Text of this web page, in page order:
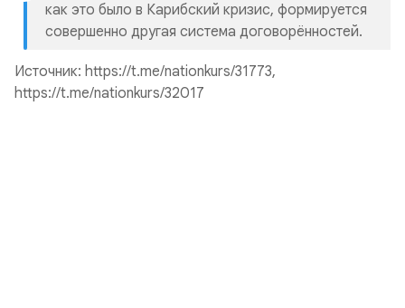
как это было в Карибский кризис, формируется
совершенно другая система договорённостей.
Источник: https://t.me/nationkurs/31773,
https://t.me/nationkurs/32017